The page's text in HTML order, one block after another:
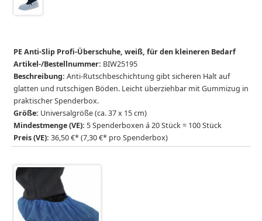
PE Anti-Slip Profi-Überschuhe, weiß, für den kleineren Bedarf
Artikel-/Bestellnummer: BIW25195
Beschreibung: Anti-Rutschbeschichtung gibt sicheren Halt auf
glatten und rutschigen Böden. Leicht überziehbar mit Gummizug in
praktischer Spenderbox.
Größe: Universalgröße (ca. 37 x 15 cm)
Mindestmenge (VE): 5 Spenderboxen á 20 Stück = 100 Stück
Preis (VE): 36,50 €* (7,30 €* pro Spenderbox)